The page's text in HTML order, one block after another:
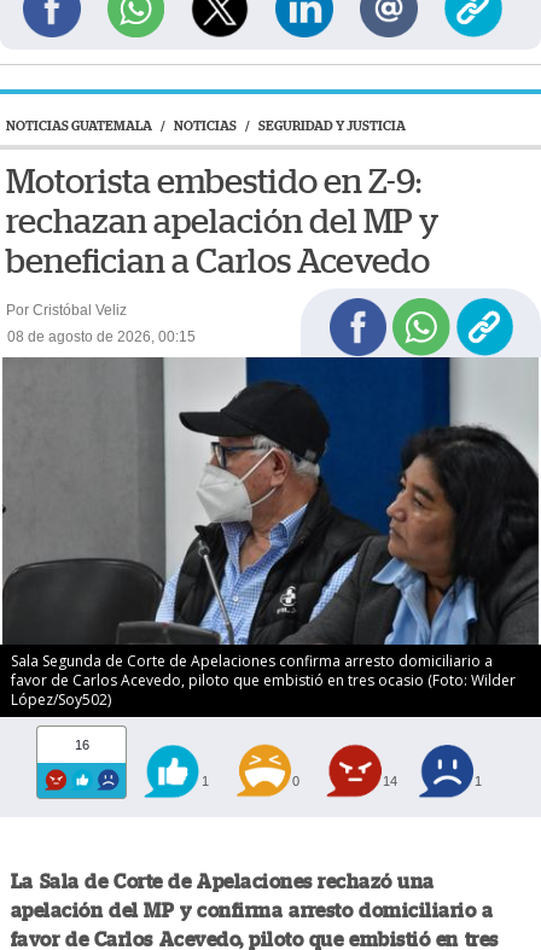
NOTICIAS GUATEMALA / NOTICIAS / SEGURIDAD Y JUSTICIA
Motorista embestido en Z-9:
rechazan apelación del MP y
benefician a Carlos Acevedo
Por Cristóbal Veliz
08 de agosto de 2026, 00:15
Sala Segunda de Corte de Apelaciones confirma arresto domiciliario a
favor de Carlos Acevedo, piloto que embistió en tres ocasio (Foto: Wilder
López/Soy502)
16
1 0 14 1
La Sala de Corte de Apelaciones rechazó una
apelación del MP y confirma arresto domiciliario a
favor de Carlos Acevedo, piloto que embistió en tres